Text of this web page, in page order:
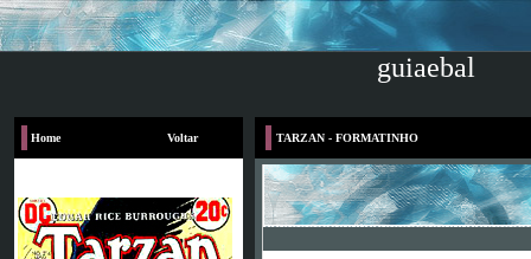
guiaebal
Home Voltar TARZAN - FORMATINHO